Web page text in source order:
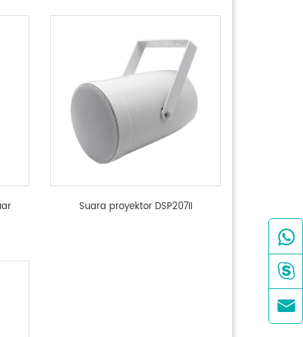
Suara proyektor DSP207II


